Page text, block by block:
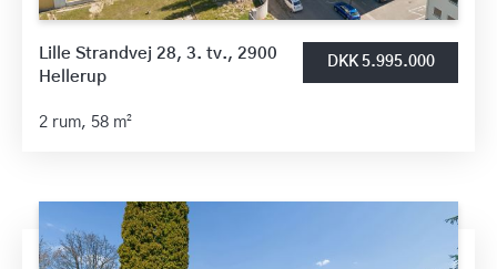
Lille Strandvej 28, 3. tv., 2900
Hellerup
DKK 5.995.000
2 rum, 58 m²